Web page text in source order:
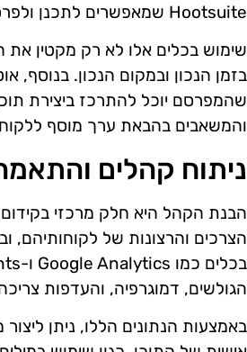
Hootsuite שמאפשרים לתכנן ולפרסם פוסטים בצורה אוטומטית.
שימוש בכלים אלו לא רק מקטין את
בזמן הנכון ובמקום הנכון. בנוסף,
שהמפרסם יוכל להתרכז ביצירת
והמשאבים בהבאת ערך מוסף
ניתוח קהלים
הבנת הקהל היא חלק מרכזי בקידום
הצרכים והרצונות של לקוחותיהם,
הגולשים, דמוגרפיה, והעדפות
באמצעות הנתונים הללו, ניתן